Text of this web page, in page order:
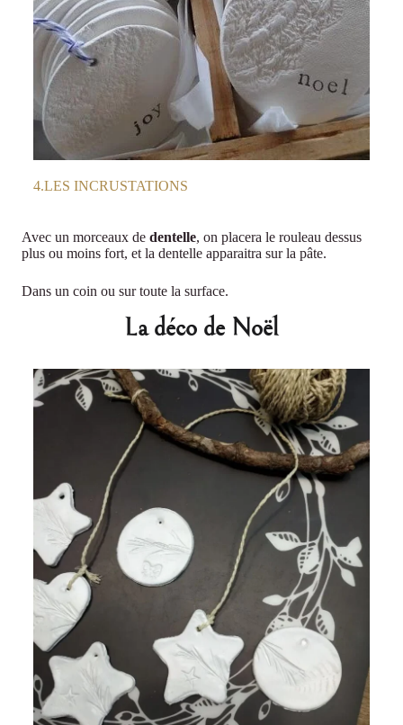
4.LES INCRUSTATIONS
Avec un morceaux dedentelle, on placera le rouleau dessus
plus ou moins fort, et la dentelle apparaitra sur la pâte.
Dans un coin ou sur toute la surface.
La déco de Noël